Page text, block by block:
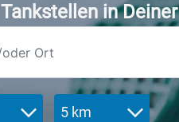
Tankstellen in
5 km